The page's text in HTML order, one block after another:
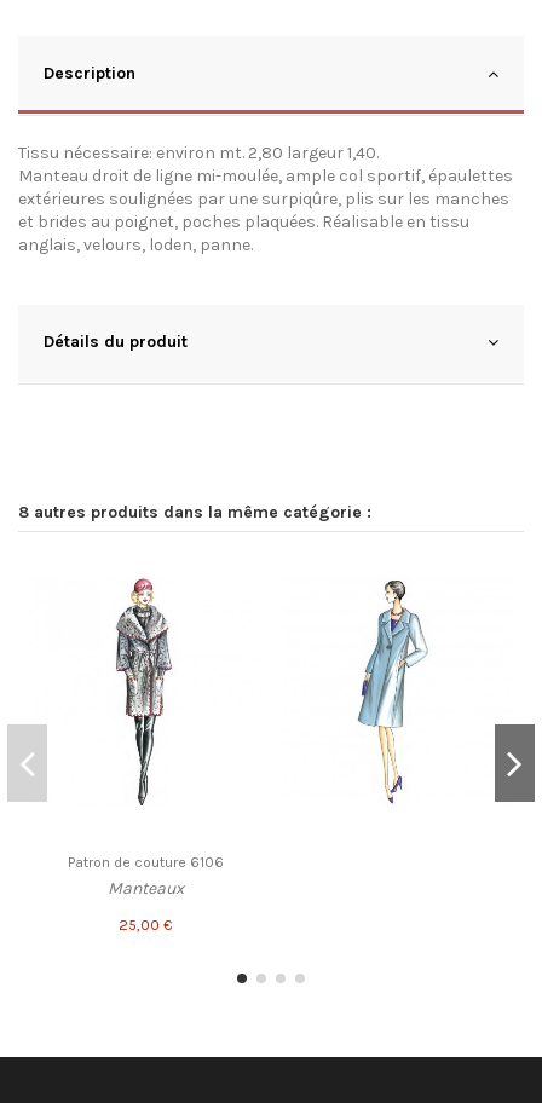
Description
Tissu nécessaire: environ mt. 2,80 largeur 1,40.
Manteau droit de ligne mi-moulée, ample col sportif, épaulettes
extérieures soulignées par une surpiqûre, plis sur les manches
et brides au poignet, poches plaquées. Réalisable en tissu
anglais, velours, loden, panne.
Détails du produit
8 autres produits dans la même catégorie :
Patron de couture 6106
Manteaux
25,00 €